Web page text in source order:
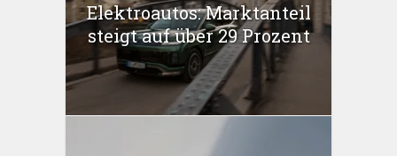
Elektroautos: Marktanteil
steigt auf über 29 Prozent